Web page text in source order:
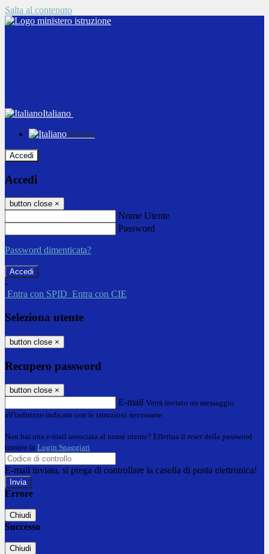
Salta al contenuto
Italiano
Italiano
Accedi
Accedi
button close ×
Nome Utente
Password
Password dimenticata?
-
Entra con SPID Entra con CIE
Seleziona utente
button close ×
Recupero password
button close ×
E-mail Verrà inviato un messaggio
all'indirizzo indicato con le istruzioni necessarie.
Non hai una e-mail associata al nome utente? Effettua il reset della password
tramite la Login Spaggiari
E-mail inviata, si prega di controllare la casella di posta elettronica!
Errore
Chiudi
Successo
Chiudi